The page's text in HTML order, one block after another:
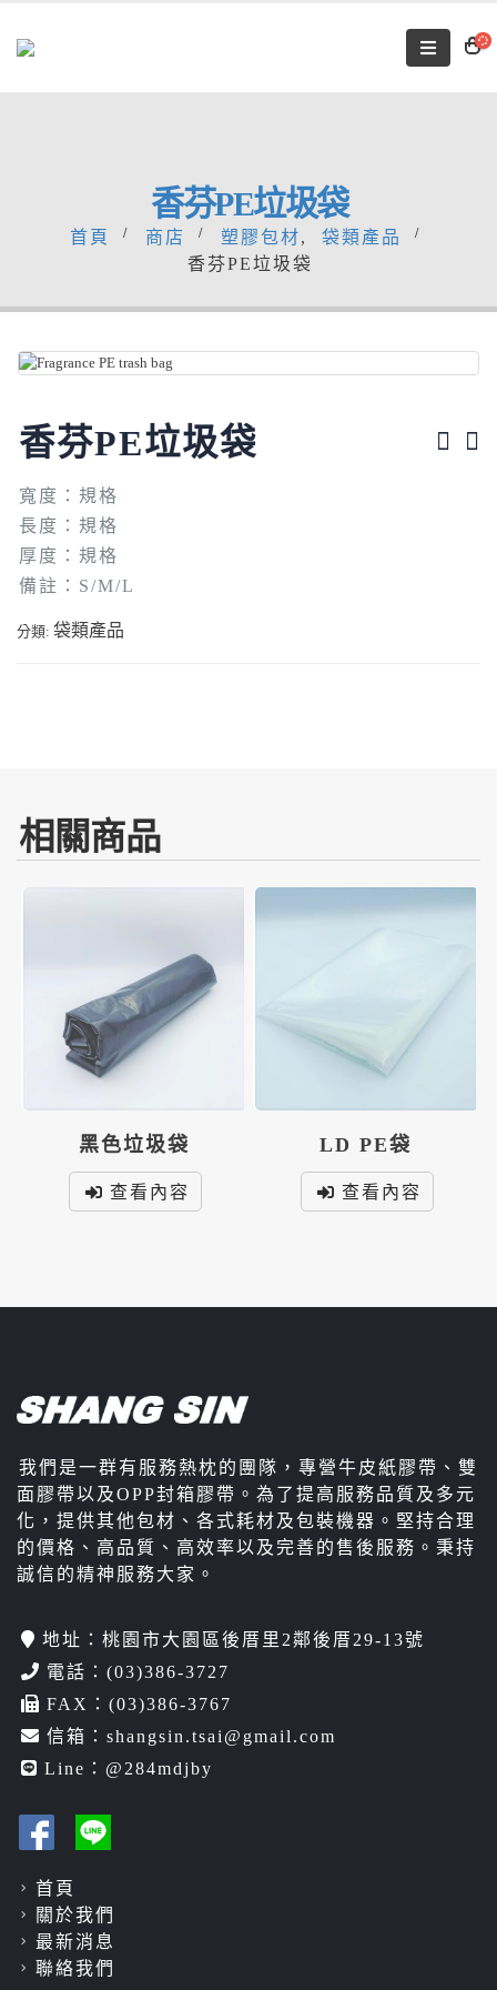
香芬PE垃圾袋
首頁 商店 塑膠包材
袋類產品
香芬PE垃圾袋
香芬PE垃圾袋
寬度：規格
長度：規格
厚度：規格
備註：S/M/L
分類: 袋類產品
相關商品
黑色垃圾袋
查看內容
LD PE袋
查看內容
我們是一群有服務熱枕的團隊，專營牛皮紙膠帶、雙
面膠帶以及OPP封箱膠帶。為了提高服務品質及多元
化，提供其他包材、各式耗材及包裝機器。堅持合理
的價格、高品質、高效率以及完善的售後服務。秉持
誠信的精神服務大家。
地址：桃園市大園區後厝里2鄰後厝29-13號
電話： (03)386-3727
FAX：(03)386-3767
信箱： shangsin.tsai@gmail.com
Line： @284mdjby
首頁
關於我們
最新消息
聯絡我們